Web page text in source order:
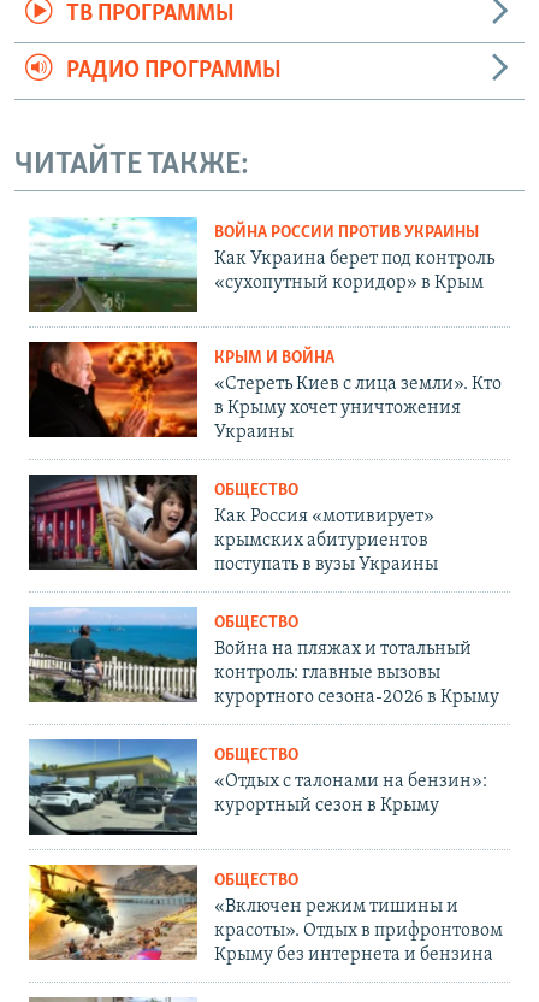
ТВ ПРОГРАММЫ
РАДИО ПРОГРАММЫ
ЧИТАЙТЕ ТАКЖЕ:
ВОЙНА РОССИИ ПРОТИВ УКРАИНЫ
Как Украина берет под контроль
«сухопутный коридор» в Крым
КРЫМ И ВОЙНА
«Стереть Киев с лица земли». Кто
в Крыму хочет уничтожения
Украины
ОБЩЕСТВО
Как Россия «мотивирует»
крымских абитуриентов
поступать в вузы Украины
ОБЩЕСТВО
Война на пляжах и тотальный
контроль: главные вызовы
курортного сезона-2026 в Крыму
ОБЩЕСТВО
«Отдых с талонами на бензин»:
курортный сезон в Крыму
ОБЩЕСТВО
«Включен режим тишины и
красоты». Отдых в прифронтовом
Крыму без интернета и бензина